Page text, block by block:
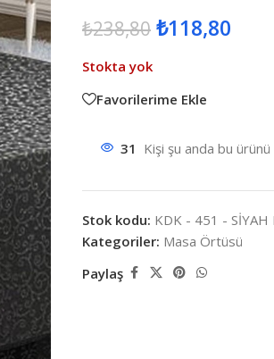
₺238,80 ₺118,80
Stokta yok
Favorilerime Ekle
31 Kişi şu anda bu
Stok kodu: KDK - 451 - SİYAH
Kategoriler: Masa Örtüsü
Paylaş